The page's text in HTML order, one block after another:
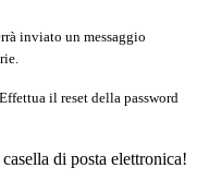
inviato un messaggio
il reset della password
di posta elettronica!